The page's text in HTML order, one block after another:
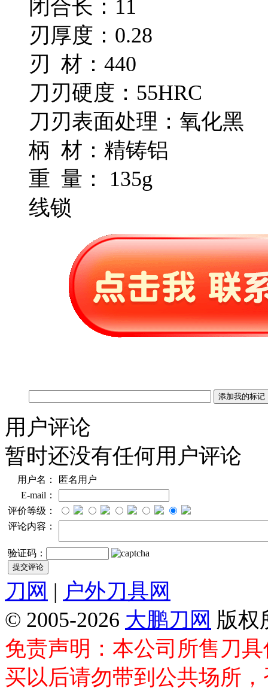
闭合长：11
刃厚度：0.28
刃 材：440
刀刃硬度：55HRC
刀刃表面处理：氧化黑
柄 材：精铸铝
重 量： 135g
线锁
用户评论
暂时还没有任何用户评论
用户名：
匿名用户
E-mail：
评价等级：
评论内容：
验证码：
刀网 | 户外刀具网
© 2005-2026 大鹏刀网 版权
免责声明：本公司所售刀
买以后请勿带到公共场所